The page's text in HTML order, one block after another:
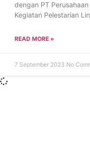
dengan PT
Kegiatan Pelestarian
READ MORE »
7 September 2023 No